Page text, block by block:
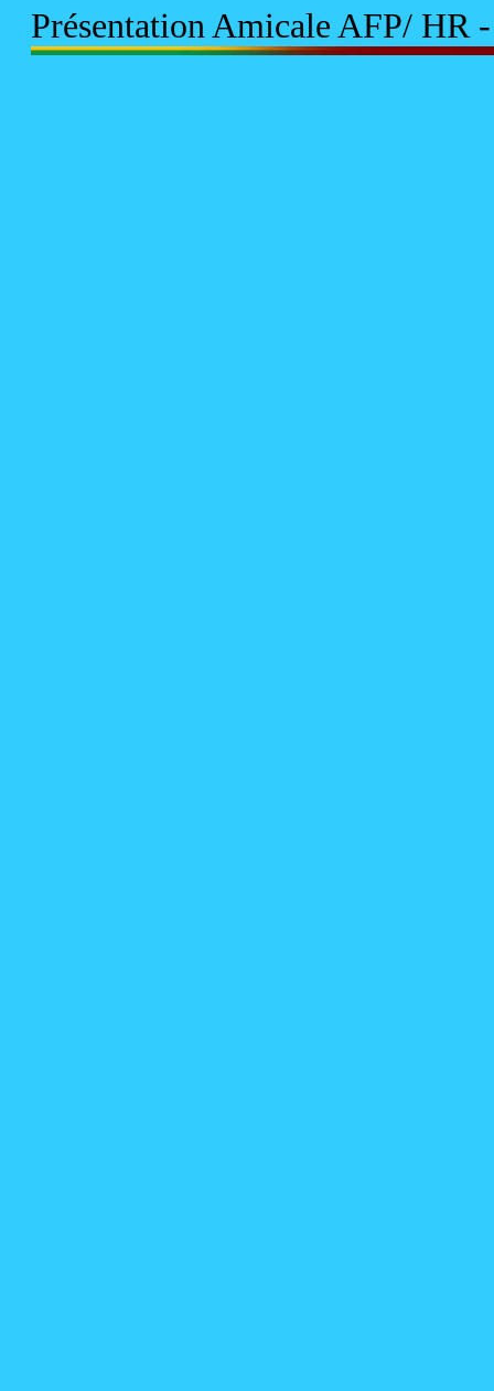
Présentation Amicale AFP/ HR